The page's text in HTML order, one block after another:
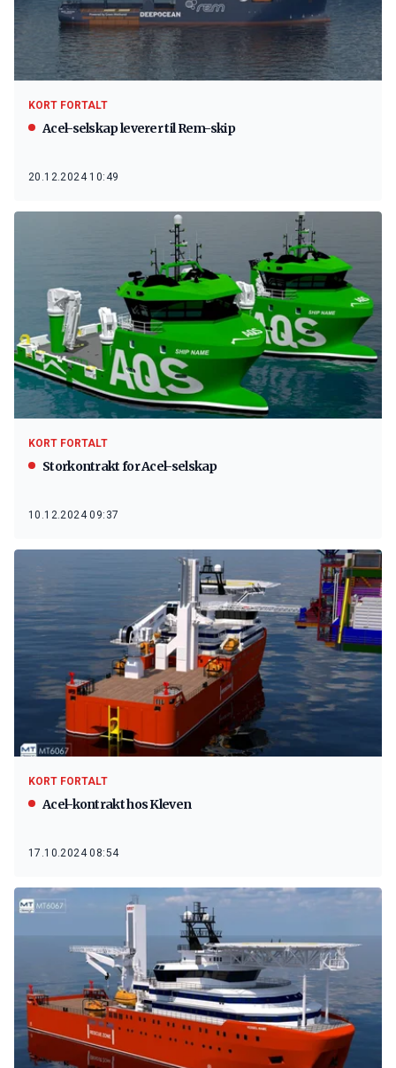
KORT FORTALT
Acel-selskap leverer til Rem-skip
20.12.2024 10:49
KORT FORTALT
Storkontrakt for Acel-selskap
10.12.2024 09:37
KORT FORTALT
Acel-kontrakt hos Kleven
17.10.2024 08:54